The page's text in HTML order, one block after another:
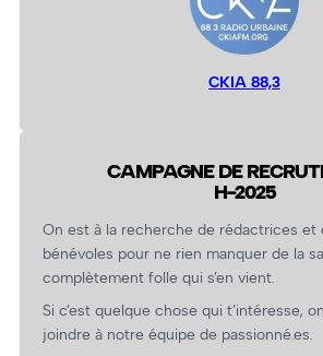
CKIA 88,3
CAMPAGNE DE
H-2025
On est à la recherche de rédactrices et
bénévoles pour ne rien manquer de la
complètement folle qui s’en vient.
Si c’est quelque chose qui t’intéresse,
joindre à notre équipe de passionné.es.